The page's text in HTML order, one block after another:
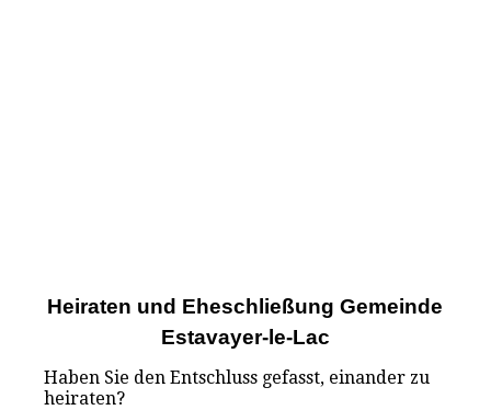
Heiraten und Eheschließung Gemeinde
Estavayer-le-Lac
Haben Sie den Entschluss gefasst, einander zu
heiraten?